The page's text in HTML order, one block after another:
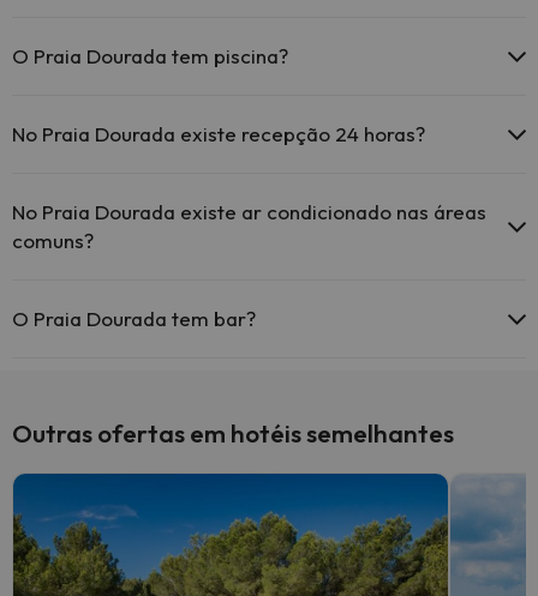
O Praia Dourada tem Wi-Fi.
O Praia Dourada tem piscina?
mais info sobre a piscina e outras facilidades.
No Praia Dourada existe recepção 24 horas?
No Praia Dourada existe ar condicionado nas áreas
comuns?
O Praia Dourada tem bar?
Outras ofertas em hotéis semelhantes